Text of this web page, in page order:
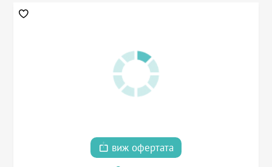
виж офертата